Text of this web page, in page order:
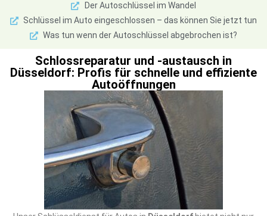
Der Autoschlüssel im Wandel
Schlüssel im Auto eingeschlossen – das können Sie jetzt tun
Was tun wenn der Autoschlüssel abgebrochen ist?
Schlossreparatur und -austausch in
Düsseldorf: Profis für schnelle und effiziente
Autoöffnungen